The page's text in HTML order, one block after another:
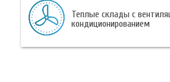
Теплые склады с
кондиционированием